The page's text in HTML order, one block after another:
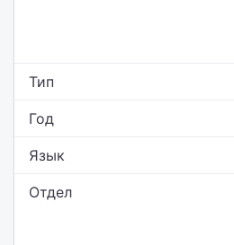
Тип
Год
Язык
Отдел